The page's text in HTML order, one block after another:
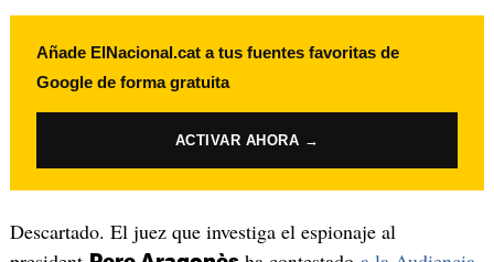
Añade ElNacional.cat a tus fuentes favoritas de
Google de forma gratuita
ACTIVAR AHORA →
Descartado. El juez que investiga el espionaje al